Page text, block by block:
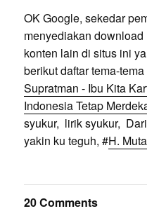
OK Google, sekedar
menyediakan
konten lain di situs ini
berikut daftar tema-
Supratman - Ibu Kita
Indonesia Tetap
syukur, lirik syukur,
yakin ku teguh, #H.
20 Comments